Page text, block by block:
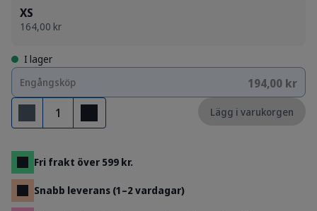
XS
164,00 kr
I lager
Engångsköp
194,00 kr
Ta bort
Lägg till
Lägg i varukorgen
Fri frakt över 599 kr.
Snabb leverans (1–2 vardagar)